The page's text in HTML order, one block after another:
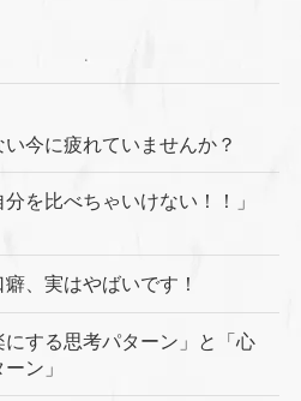
い今に疲れていませんか？
を比べちゃいけない！！」
、実はやばいです！
にする思考パターン」と「心
ン」